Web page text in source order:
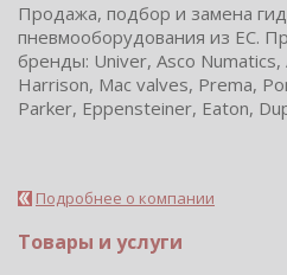
Продажа, подбор и замена
пневмооборудования из ЕС.
бренды: Univer, Asco Numatics,
Harrison, Mac valves, Prema,
Parker, Eppensteiner, Eaton,
Подробнее о компании
Товары и услуги